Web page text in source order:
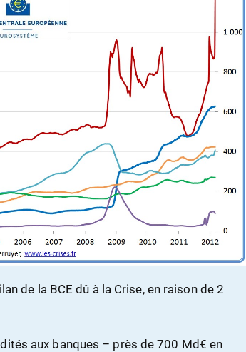
de la BCE dû à la Crise, en raison de 2
aux banques – près de 700 Md€ en